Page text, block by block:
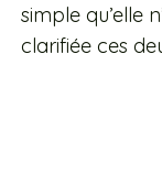
simple qu’elle
clarifiée ces